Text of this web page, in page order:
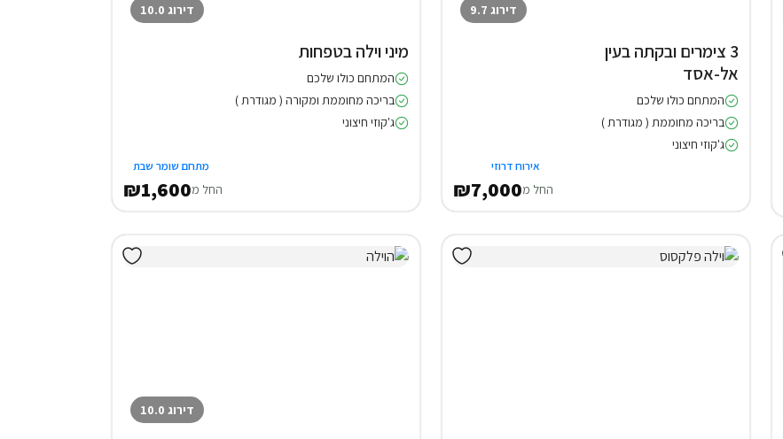
דירוג 9.7
3 צימרים ובקתה בעין
אל-אסד
המתחם כולו שלכם
בריכה מחוממת ( מגודרת )
ג'קוזי חיצוני
אירוח דרוזי
החל מ₪7,000
דירוג 10.0
מיני וילה בטפחות
המתחם כולו שלכם
בריכה מחוממת ומקורה ( מגודרת )
ג'קוזי חיצוני
מתחם שומר שבת
החל מ₪1,600
דירוג 10.0